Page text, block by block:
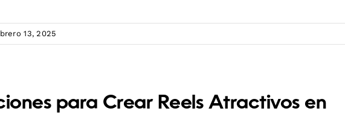
13, 2025
para Crear Reels Atractivos en